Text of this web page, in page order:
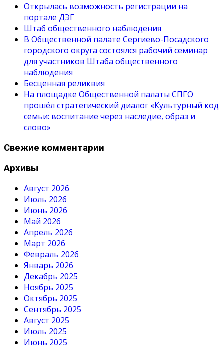
Открылась возможность регистрации на
портале ДЭГ
Штаб общественного наблюдения
В Общественной палате Сергиево-Посадского
городского округа состоялся рабочий семинар
для участников Штаба общественного
наблюдения
Бесценная реликвия
На площадке Общественной палаты СПГО
прошёл стратегический диалог «Культурный код
семьи: воспитание через наследие, образ и
слово»
Свежие комментарии
Архивы
Август 2026
Июль 2026
Июнь 2026
Май 2026
Апрель 2026
Март 2026
Февраль 2026
Январь 2026
Декабрь 2025
Ноябрь 2025
Октябрь 2025
Сентябрь 2025
Август 2025
Июль 2025
Июнь 2025